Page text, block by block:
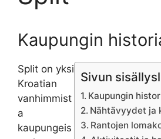
Kaupungin
Sivun
Kaupungin
Nähtävyydet ja
Rantojen
Split on yksi
Kroatian
vanhimmist
a
kaupungeis